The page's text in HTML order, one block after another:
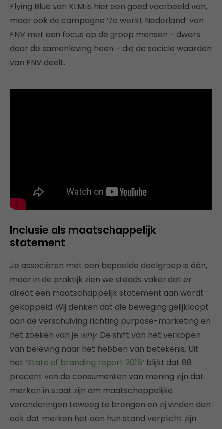
Flying Blue van KLM is hier een goed voorbeeld van,
maar ook de campagne ‘Zo werkt Nederland’ van
FNV met een focus op de groep mensen – dwars
door de samenleving heen – die de sociale waarden
van FNV deelt.
Inclusie als maatschappelijk
statement
Je associëren met een bepaalde doelgroep is één,
maar in de praktijk zien we steeds vaker dat er
direct een maatschappelijk statement aan wordt
gekoppeld. Wij denken dat die beweging gelijkloopt
aan de verschuiving richting purpose-marketing en
het zoeken van je why. De shift van het verkopen
van beleving naar het hebben van betekenis. Uit
het ‘State of branding report 2018‘ blijkt dat 88
procent van de consumenten van mening zijn dat
merken in staat zijn om maatschappelijke
veranderingen teweeg te brengen en zij vinden dan
ook dat merken het aan hun stand verplicht zijn